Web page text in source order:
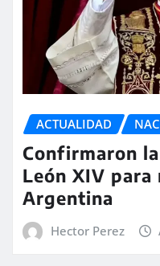
ACTUALIDAD
Confirmaron
León XIV para
Argentina
Hector Perez